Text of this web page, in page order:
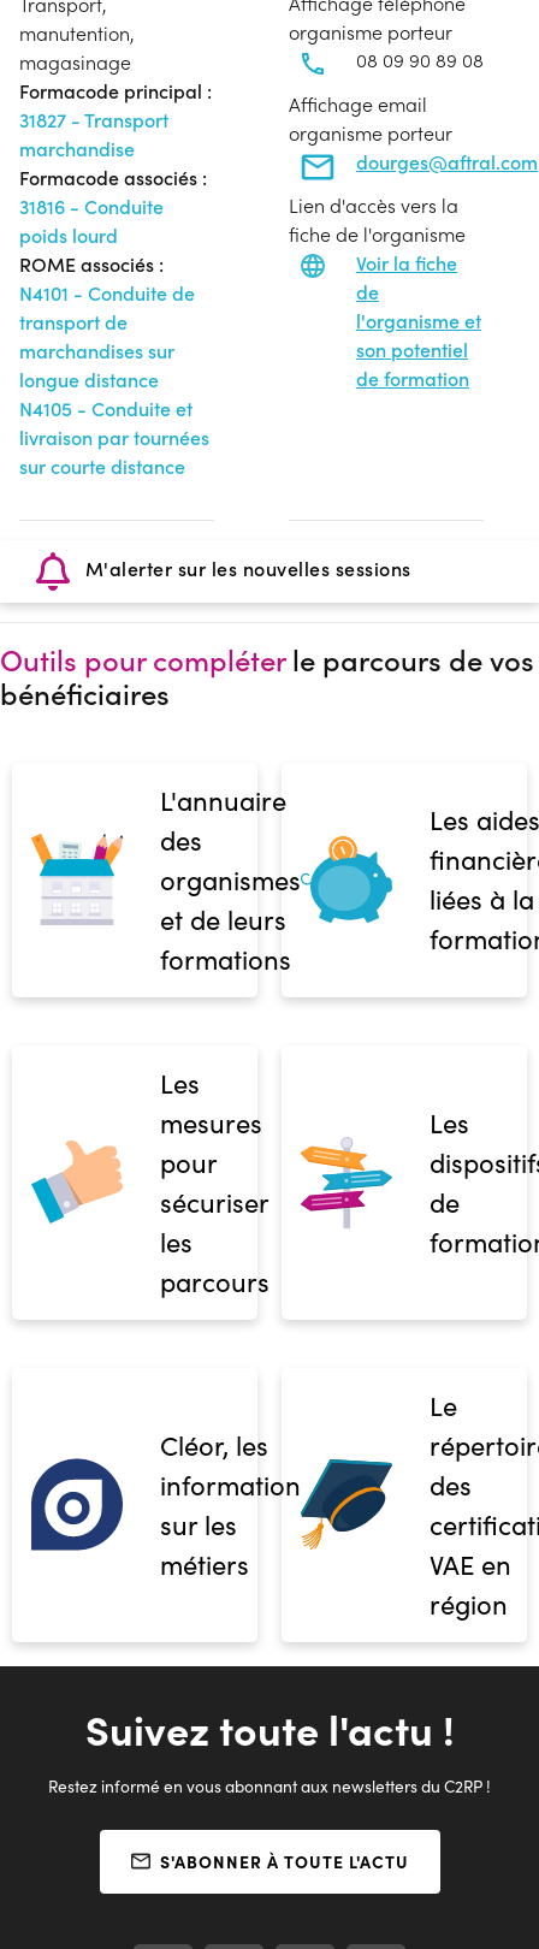
manutention,
magasinage
Formacode principal :
31827 - Transport
marchandise
Formacode associés :
31816 - Conduite
poids lourd
ROME associés :
N4101 - Conduite de
transport de
marchandises sur
longue distance
N4105 - Conduite et
livraison par tournées
sur courte distance
organisme porteur
08 09 90 89 08
Affichage email
organisme porteur
dourges@aftral.com
Lien d'accès vers la
fiche de l'organisme
Voir la fiche
de
l'organisme et
son potentiel
de formation
M'alerter sur les nouvelles sessions
Outils pour compléterle parcours de vos
bénéficiaires
L'annuaire
des
organismes
et de leurs
formations
Les aides
liées à la
Les
mesures
pour
sécuriser
les
parcours
Les
de
Cléor, les
informations
sur les
métiers
Le
des
VAE en
région
Suivez toute l'actu !
Restez informé en vous abonnant aux newsletters du C2RP !
S'ABONNER À TOUTE L'ACTU